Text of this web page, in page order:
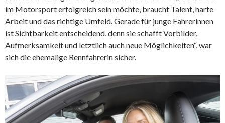
im Motorsport erfolgreich sein möchte, braucht Talent, harte
Arbeit und das richtige Umfeld. Gerade für junge Fahrerinnen
ist Sichtbarkeit entscheidend, denn sie schafft Vorbilder,
Aufmerksamkeit und letztlich auch neue Möglichkeiten“, war
sich die ehemalige Rennfahrerin sicher.